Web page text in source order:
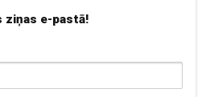
ziņas e-pastā!